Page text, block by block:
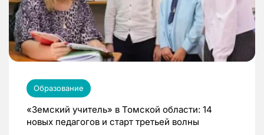
Образование
«Земский учитель» в Томской области: 14
новых педагогов и старт третьей волны